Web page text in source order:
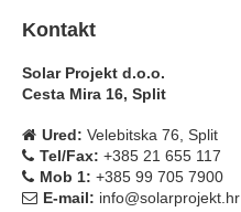
Kontakt
Solar Projekt d.o.o.
Cesta Mira 16, Split
Ured: Velebitska 76, Split
Tel/Fax: +385 21 655 117
Mob 1: +385 99 705 7900
E-mail: info@solarprojekt.hr